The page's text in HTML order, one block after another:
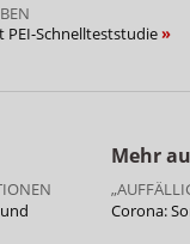
PEI-Schnellteststudie
Mehr
Corona: